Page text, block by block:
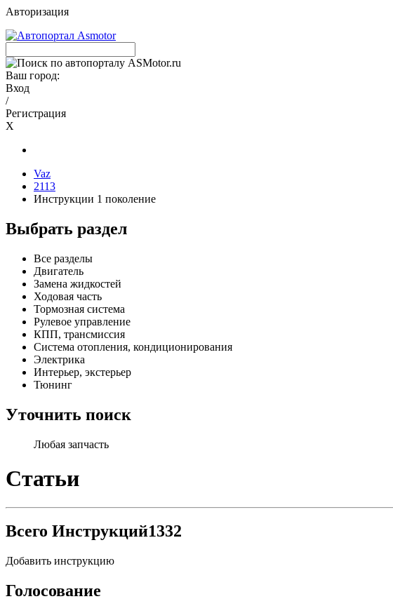
Авторизация
Ваш город:
Вход
/
Регистрация
X
Vaz
2113
Инструкции 1 поколение
Выбрать раздел
Все разделы
Двигатель
Замена жидкостей
Ходовая часть
Тормозная система
Рулевое управление
КПП, трансмиссия
Система отопления, кондиционирования
Электрика
Интерьер, экстерьер
Тюнинг
Уточнить поиск
Любая запчасть
Статьи
Всего Инструкций1332
Добавить инструкцию
Голосование